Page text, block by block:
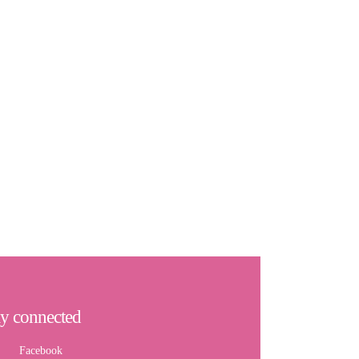
connected
Facebook